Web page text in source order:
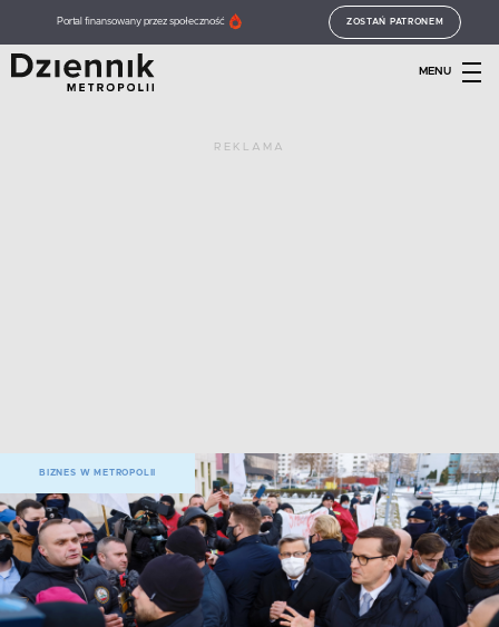
Portal finansowany przez społeczność ZOSTAŃ PATRONEM
MENU
REKLAMA
BIZNES W METROPOLII